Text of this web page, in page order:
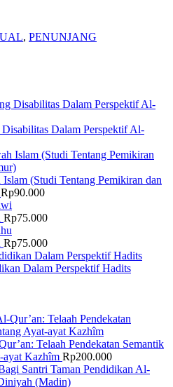
, PENUNJANG
Dalam Perspektif Al-
(Studi Tentang Pemikiran dan
Rp90.000
Rp75.000
Rp75.000
Dalam Perspektif Hadits
Telaah Pendekatan Semantik
ayat Kazhîm Rp200.000